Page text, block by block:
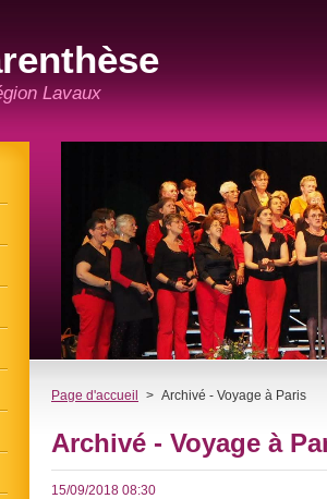
Lavaux
Page d'accueil > Archivé - Voyage à Paris
Archivé - Voyage à
15/09/2018 08:30